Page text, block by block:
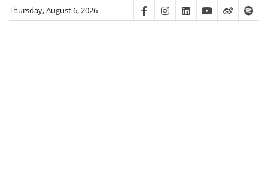
SkipThursday, August 6, 2026 FacebookInstagram
LinkedinYoutube
Weibo